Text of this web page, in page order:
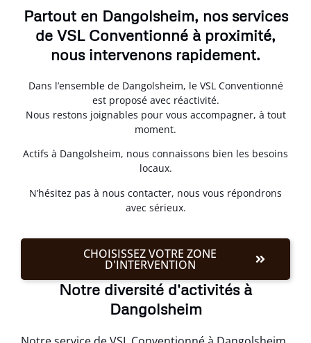
Partout en Dangolsheim, nos services
de VSL Conventionné à proximité,
nous intervenons rapidement.
Dans l’ensemble de Dangolsheim, le VSL Conventionné
est proposé avec réactivité.
Nous restons joignables pour vous accompagner, à tout
moment.
Actifs à Dangolsheim, nous connaissons bien les besoins
locaux.
N’hésitez pas à nous contacter, nous vous répondrons
avec sérieux.
CHOISISSEZ VOTRE ZONE
D'INTERVENTION
Notre diversité d'activités à
Dangolsheim